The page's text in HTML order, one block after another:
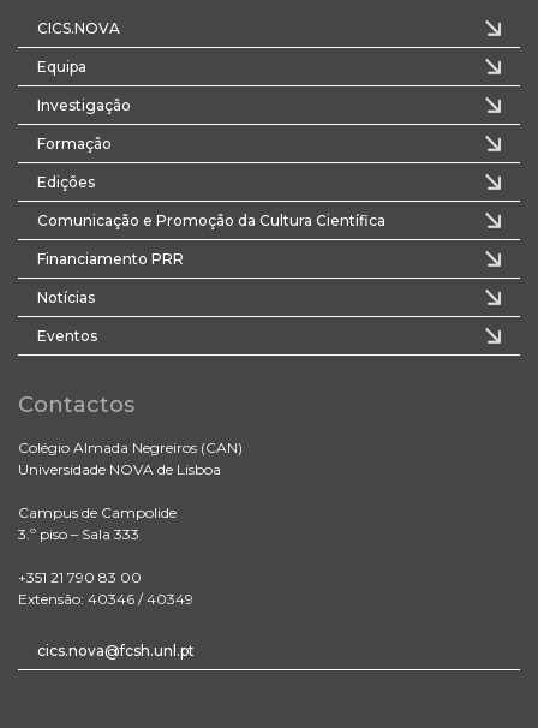
CICS.NOVA
Equipa
Investigação
Formação
Edições
Comunicação e Promoção da Cultura Científica
Financiamento PRR
Notícias
Eventos
Contactos
Colégio Almada Negreiros (CAN)
Universidade NOVA de Lisboa
Campus de Campolide
3.º piso – Sala 333
+351 21 790 83 00
Extensão: 40346 / 40349
cics.nova@fcsh.unl.pt